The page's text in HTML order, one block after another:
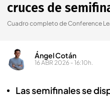
cruces de
Cuadro completo de Conference
Ángel Cotán
16 ABR 2026 - 16:10h.
Las semifinales se